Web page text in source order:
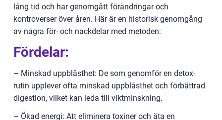
lång tid och har genomgått förändringar och
kontroverser över åren. Här är en historisk genomgång
av några för- och nackdelar med metoden:
Fördelar:
– Minskad uppblåsthet: De som genomför en detox-
rutin upplever ofta minskad uppblåsthet och förbättrad
digestion, vilket kan leda till viktminskning.
– Ökad energi: Att eliminera toxiner och äta en